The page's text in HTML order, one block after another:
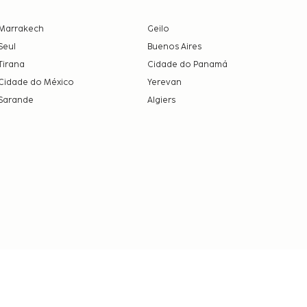
Geilo
Buenos Aires
Cidade do Panamá
do México
Yerevan
Algiers